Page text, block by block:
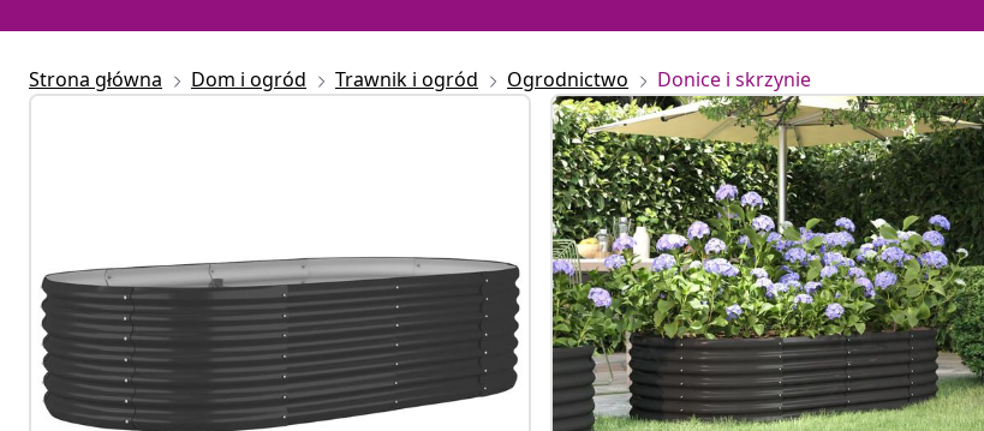
Strona główna Dom i ogród Trawnik i ogród Ogrodnictwo Donice i skrzynie